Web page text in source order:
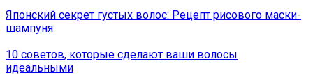
Японский секрет густых волос: Рецепт рисового маски-
шампуня
10 советов, которые сделают ваши волосы
идеальными